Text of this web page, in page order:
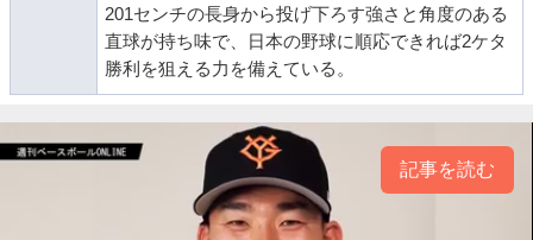
201センチの長身から投げ下ろす強さと角度のある
直球が持ち味で、日本の野球に順応できれば2ケタ
勝利を狙える力を備えている。
記事を読む